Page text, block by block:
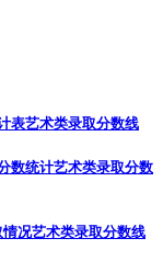
表艺术类录取分数线
数统计艺术类录取分数
情况艺术类录取分数线